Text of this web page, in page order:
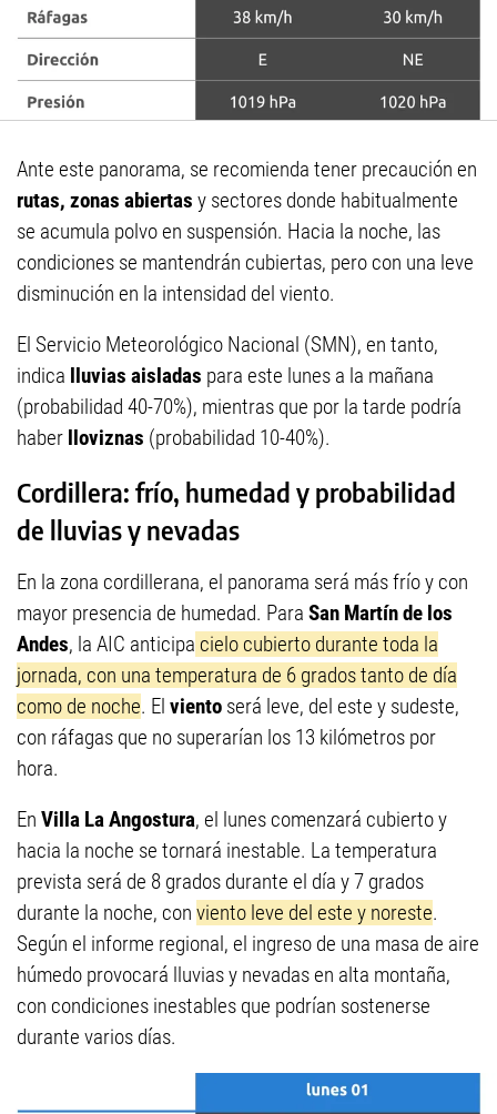
Ante este panorama, se recomienda tener precaución en
rutas, zonas abiertas y sectores donde habitualmente
se acumula polvo en suspensión. Hacia la noche, las
condiciones se mantendrán cubiertas, pero con una leve
disminución en la intensidad del viento.
El Servicio Meteorológico Nacional (SMN), en tanto,
indica lluvias aisladas para este lunes a la mañana
(probabilidad 40-70%), mientras que por la tarde podría
haber lloviznas (probabilidad 10-40%).
Cordillera: frío, humedad y probabilidad
de lluvias y nevadas
En la zona cordillerana, el panorama será más frío y con
mayor presencia de humedad. Para San Martín de los
Andes, la AIC anticipa cielo cubierto durante toda la
jornada, con una temperatura de 6 grados tanto de día
como de noche. El viento será leve, del este y sudeste,
con ráfagas que no superarían los 13 kilómetros por
hora.
En Villa La Angostura, el lunes comenzará cubierto y
hacia la noche se tornará inestable. La temperatura
prevista será de 8 grados durante el día y 7 grados
durante la noche, con viento leve del este y noreste.
Según el informe regional, el ingreso de una masa de aire
húmedo provocará lluvias y nevadas en alta montaña,
con condiciones inestables que podrían sostenerse
durante varios días.